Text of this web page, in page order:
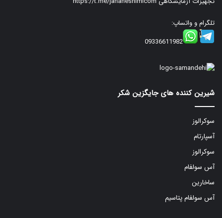
تلگرام و واتساپ:
09336611982
شیرین کننده های جایگزین شکر
سوکرالوز
آسپارتام
سوکرالوز
آس سولفام
ساخارین
آس سولفام پتاسیم